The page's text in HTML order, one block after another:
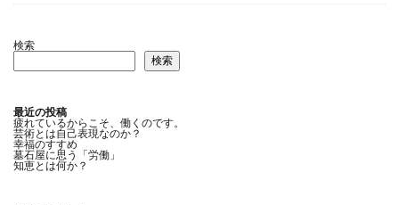
検索
検索
最近の投稿
疲れているからこそ、働くのです。
芸術とは自己表現なのか？
幸福のすすめ
墓石屋に思う「労働」
知恵とは何か？